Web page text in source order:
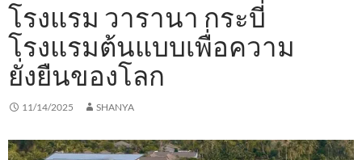
โรงแรม วารานา กระบี่
โรงแรมต้นแบบเพื่อความ
ยั่งยืนของโลก
11/14/2025 SHANYA